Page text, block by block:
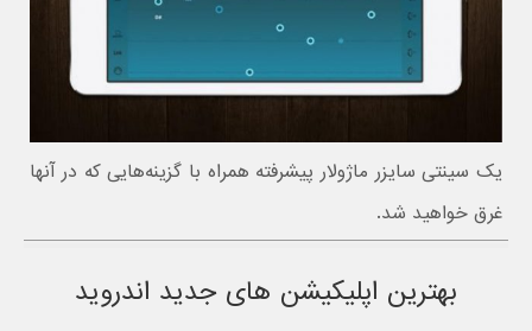
یک سینتی سایزر ماژولار پیشرفته همراه با گزینه‌هایی که در آنها
غرق خواهید شد.
بهترین اپلیکیشن های جدید اندروید